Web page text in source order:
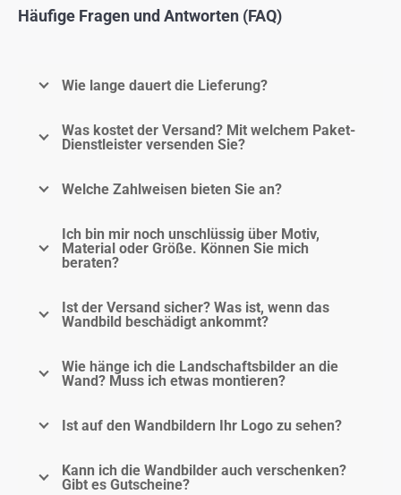
Häufige Fragen und Antworten (FAQ)
Wie lange dauert die Lieferung?
Was kostet der Versand? Mit welchem Paket-
Dienstleister versenden Sie?
Welche Zahlweisen bieten Sie an?
Ich bin mir noch unschlüssig über Motiv,
Material oder Größe. Können Sie mich
beraten?
Ist der Versand sicher? Was ist, wenn das
Wandbild beschädigt ankommt?
Wie hänge ich die Landschaftsbilder an die
Wand? Muss ich etwas montieren?
Ist auf den Wandbildern Ihr Logo zu sehen?
Kann ich die Wandbilder auch verschenken?
Gibt es Gutscheine?